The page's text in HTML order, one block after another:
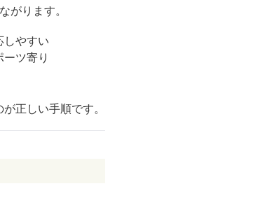
ります。
しやすい
ツ寄り
正しい手順です。